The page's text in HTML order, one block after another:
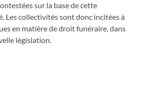
sur la base de cette
Les collectivités sont donc incitées à
en matière de droit funéraire, dans
législation.